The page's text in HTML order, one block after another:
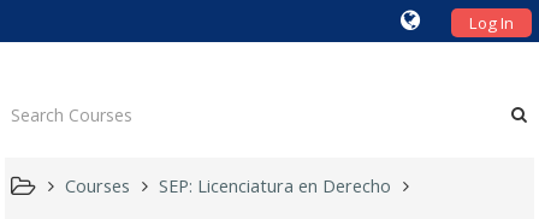
Log In
Courses
SEP: Licenciatura en Derecho